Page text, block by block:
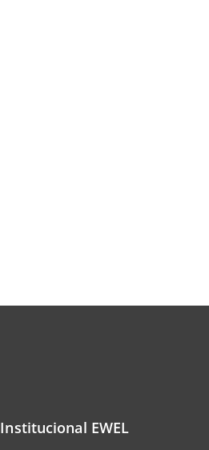
Institucional EWEL